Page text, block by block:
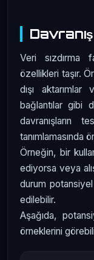
Veri sızdırma
özellikleri taşır.
dışı aktarımlar
bağlantılar gibi
davranışların
tanımlamasında
Örneğin, bir
ediyorsa veya
durum
edilebilir.
Aşağıda,
örneklerini